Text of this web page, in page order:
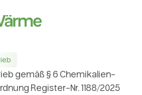
gemäß § 6 Chemikalien-
Register-Nr. 1188/2025